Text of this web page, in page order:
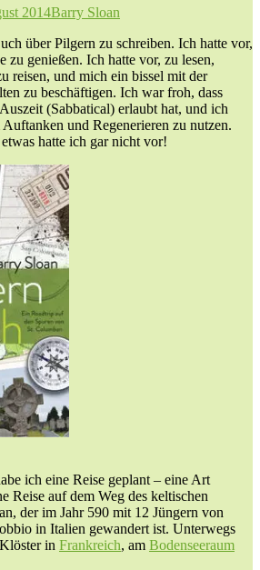
2014Barry Sloan
über Pilgern zu schreiben. Ich hatte vor,
zu genießen. Ich hatte vor, zu lesen,
reisen, und mich ein bissel mit der
zu beschäftigen. Ich war froh, dass
(Sabbatical) erlaubt hat, und ich
und Regenerieren zu nutzen.
hatte ich gar nicht vor!
ich eine Reise geplant – eine Art
Reise auf dem Weg des keltischen
der im Jahr 590 mit 12 Jüngern von
in Italien gewandert ist. Unterwegs
in Frankreich, am Bodenseeraum